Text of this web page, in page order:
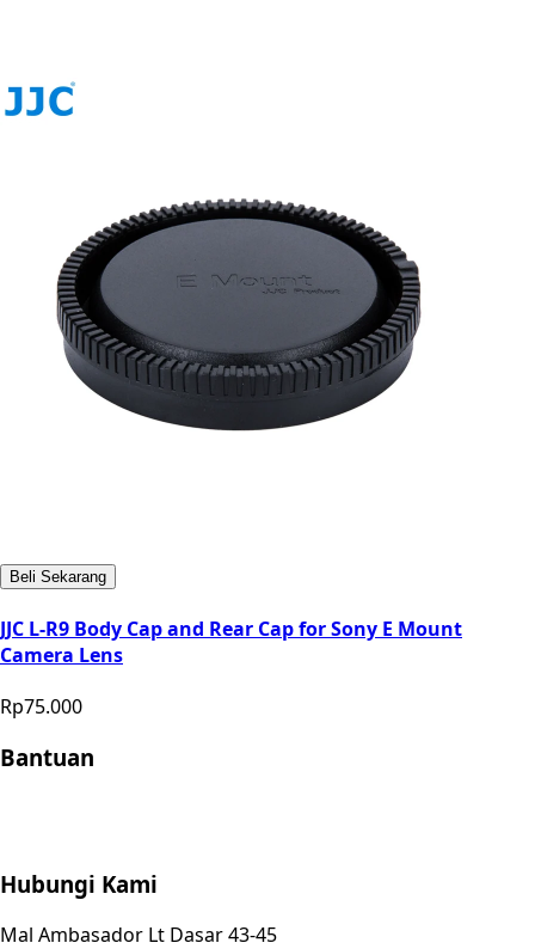
Beli Sekarang
JJC L-R9 Body Cap and Rear Cap for Sony E Mount
Camera Lens
Rp75.000
Bantuan
Hubungi Kami
Mal Ambasador Lt Dasar 43-45